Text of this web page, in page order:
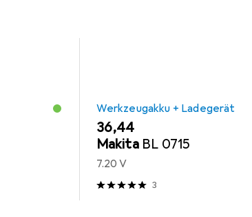
Werkzeugakku + Ladegerät
EUR
36,44
Makita BL 0715
7.20 V
3